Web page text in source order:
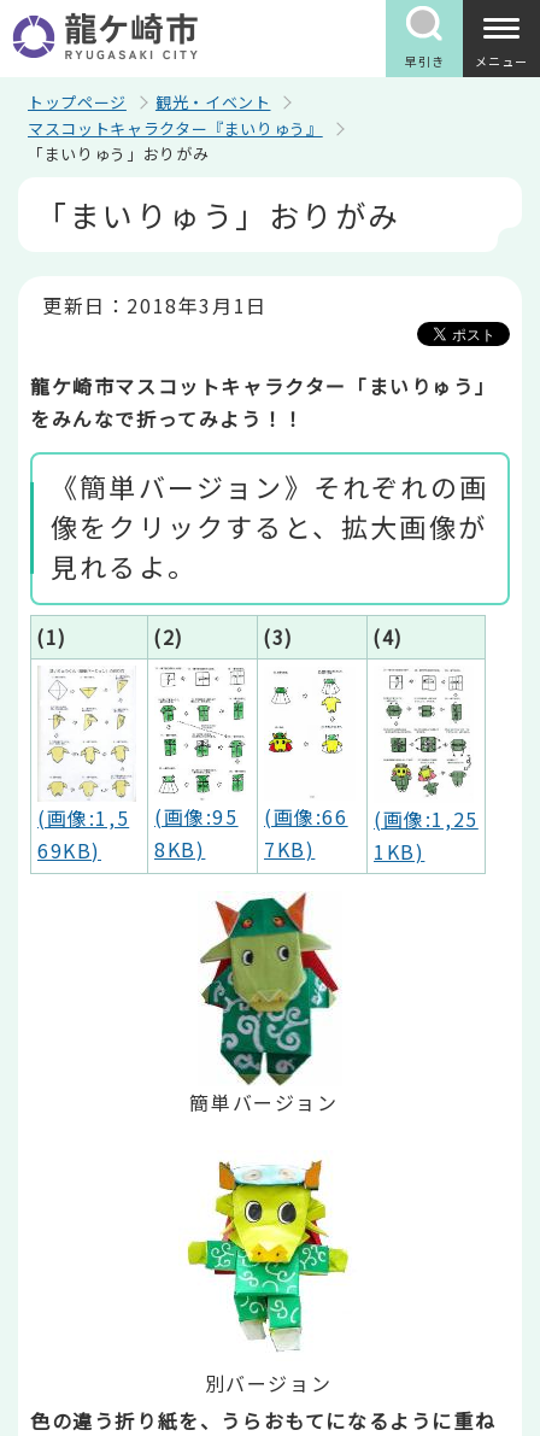
の
ペ
早引き メニュー
トップページ
観光・イベント
マスコットキャラクター『まいりゅう』
「まいりゅう」おりがみ
「まいりゅう」おりがみ
更新日：2018年3月1日
龍ケ崎市マスコットキャラクター「まいりゅう」
をみんなで折ってみよう！！
《簡単バージョン》それぞれの画
像をクリックすると、拡大画像が
見れるよ。
(1) (2) (3) (4)
(画像:1,5
69KB)
(画像:95
8KB)
(画像:66
7KB)
(画像:1,25
1KB)
簡単バージョン
別バージョン
色の違う折り紙を、うらおもてになるように重ね